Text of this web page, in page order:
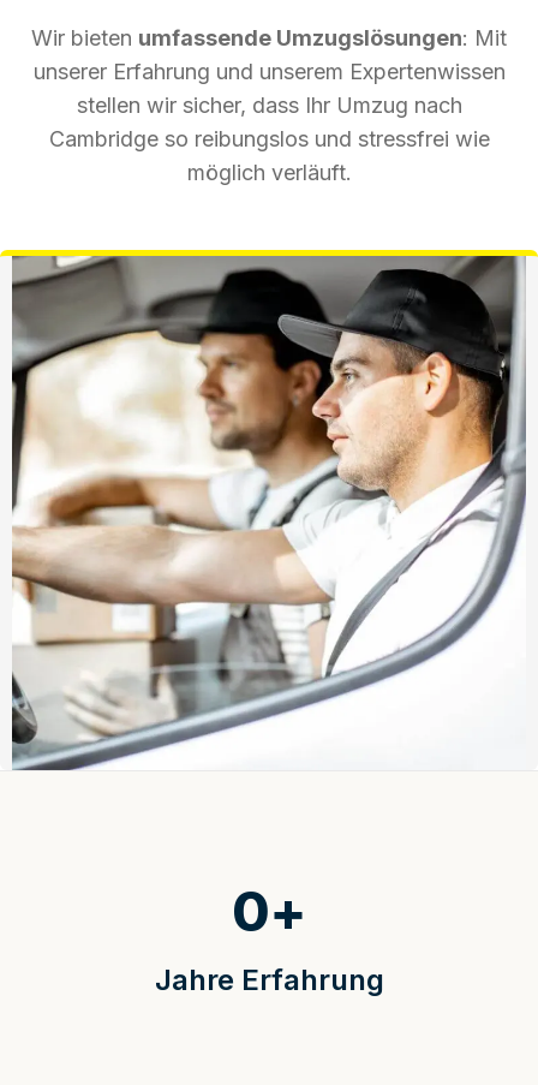
Wir bieten umfassende Umzugslösungen: Mit
unserer Erfahrung und unserem Expertenwissen
stellen wir sicher, dass Ihr Umzug nach
Cambridge so reibungslos und stressfrei wie
möglich verläuft.
Jahre Erfahrung
0+